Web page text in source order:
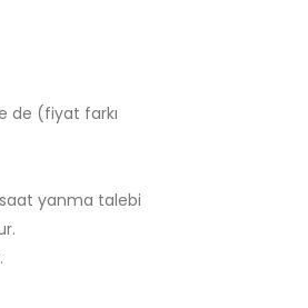
de (fiyat farkı
saat yanma talebi